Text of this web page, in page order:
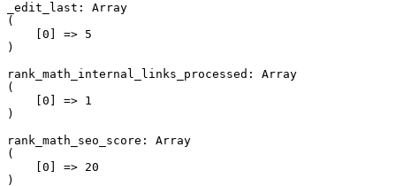
_edit_last: Array
(
    [0] => 5
)
rank_math_internal_links_processed: Array
(
    [0] => 1
)
rank_math_seo_score: Array
(
    [0] => 20
)